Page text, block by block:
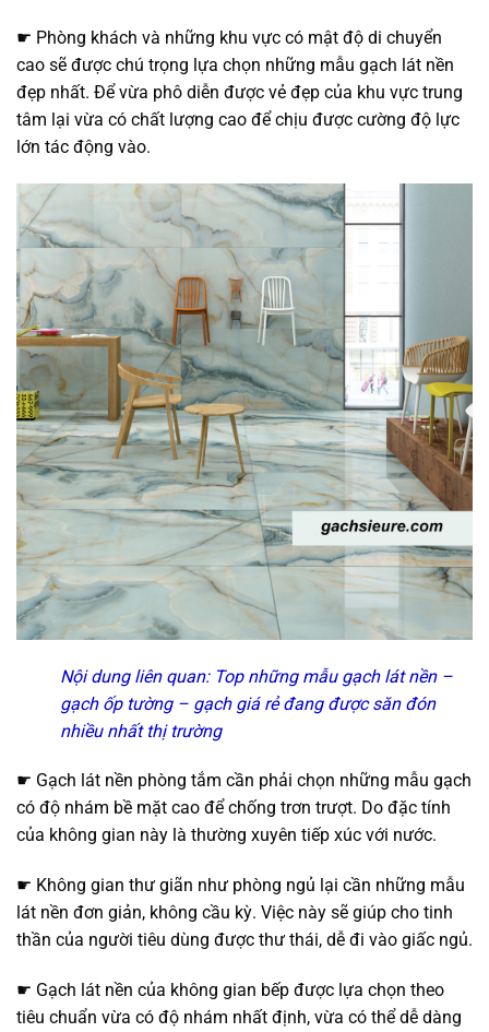
☛ Phòng khách và những khu vực có mật độ di chuyển
cao sẽ được chú trọng lựa chọn những mẫu gạch lát nền
đẹp nhất. Để vừa phô diễn được vẻ đẹp của khu vực trung
tâm lại vừa có chất lượng cao để chịu được cường độ lực
lớn tác động vào.
Nội dung liên quan: Top những mẫu gạch lát nền –
gạch ốp tường – gạch giá rẻ đang được săn đón
nhiều nhất thị trường
☛ Gạch lát nền phòng tắm cần phải chọn những mẫu gạch
có độ nhám bề mặt cao để chống trơn trượt. Do đặc tính
của không gian này là thường xuyên tiếp xúc với nước.
☛ Không gian thư giãn như phòng ngủ lại cần những mẫu
lát nền đơn giản, không cầu kỳ. Việc này sẽ giúp cho tinh
thần của người tiêu dùng được thư thái, dễ đi vào giấc ngủ.
☛ Gạch lát nền của không gian bếp được lựa chọn theo
tiêu chuẩn vừa có độ nhám nhất định, vừa có thể dễ dàng